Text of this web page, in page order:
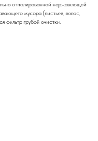
отполированной нержавеющей
мусора (листьев, волос,
фильтр грубой очистки.